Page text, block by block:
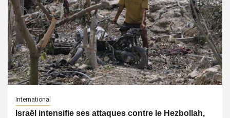
International
Israël intensifie ses attaques contre le Hezbollah,